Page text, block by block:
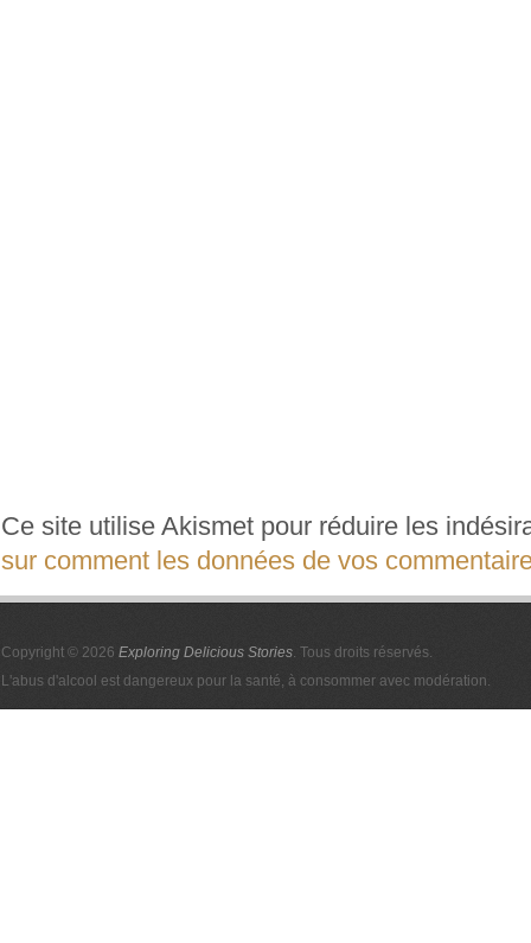
Ce site utilise Akismet pour réduire les
sur comment les données de vos
Copyright © 2026 Exploring Delicious Stories. Tous droits réservés.
L'abus d'alcool est dangereux pour la santé, à consommer avec modération.